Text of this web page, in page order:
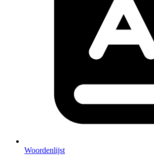
Woordenlijst